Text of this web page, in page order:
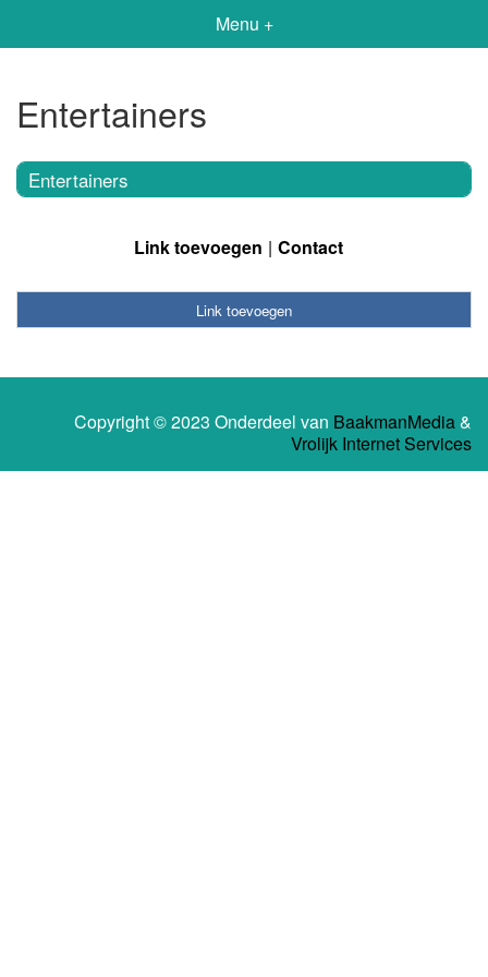
Menu +
Entertainers
Entertainers
Link toevoegen Contact
Link toevoegen
Copyright © 2023 Onderdeel van BaakmanMedia&
Vrolijk Internet Services